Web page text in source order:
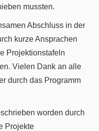
mussten.
Abschluss in der
kurze Ansprachen
Projektionstafeln
Vielen Dank an alle
durch das Programm
worden durch
Projekte